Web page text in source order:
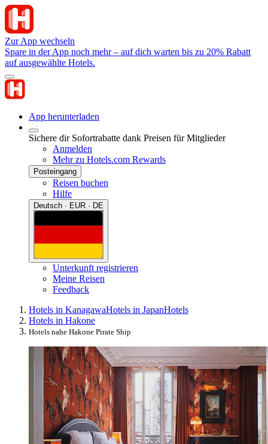
Zur App wechseln
Spare in der App noch mehr – auf dich warten bis zu 20% Rabatt
auf ausgewählte Hotels.
App herunterladen
Sichere dir Sofortrabatte dank Preisen für Mitglieder
Anmelden
Mehr zu Hotels.com Rewards
Posteingang
Reisen buchen
Hilfe
Deutsch · EUR · DE
Unterkunft registrieren
Meine Reisen
Feedback
Hotels in KanagawaHotels in JapanHotels
Hotels in Hakone
Hotels nahe Hakone Pirate Ship